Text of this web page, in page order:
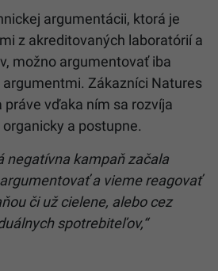
argumentácii, ktorá je
z akreditovaných laboratórií a
možno argumentovať iba
Zákazníci Natures
práve vďaka ním sa rozvíja
a postupne.
negatívna kampaň začala
a vieme reagovať
či už cielene, alebo cez
spotrebiteľov,“